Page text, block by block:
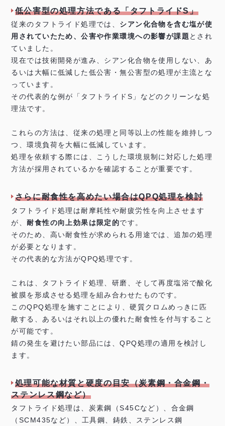
低公害型の処理方法である「タフトライドS」
従来のタフトライド処理では、 シアン化合物を含む塩が使
用されていたため、公害や作業環境への影響が課題 とされ
ていました。
現在では技術開発が進み、シアン化合物を使用しない、あ
るいは大幅に低減した低公害・無公害型の処理が主流とな
っています。
その代表的な例が「タフトライドS」などのクリーンな処
理法です。
これらの方法は、従来の処理と同等以上の性能を維持しつ
つ、環境負荷を大幅に低減しています。
処理を依頼する際には、こうした環境規制に対応した処理
方法が採用されているかを確認することが重要です。
さらに耐食性を高めたい場合はQPQ処理を検討
タフトライド処理は耐摩耗性や耐疲労性を向上させます
が、耐食性の向上効果は限定的です。
そのため、高い耐食性が求められる用途では、追加の処理
が必要となります。
その代表的な方法がQPQ処理です。
これは、タフトライド処理、研磨、そして再度塩浴で酸化
被膜を形成させる処理を組み合わせたものです。
このQPQ処理を施すことにより、硬質クロムめっきに匹
敵する、あるいはそれ以上の優れた耐食性を付与すること
が可能です。
錆の発生を避けたい部品には、QPQ処理の適用を検討し
ます。
処理可能な材質と硬度の目安（炭素鋼・合金鋼・
ステンレス鋼など）
タフトライド処理は、炭素鋼（S45Cなど）、合金鋼
（SCM435など）、工具鋼、鋳鉄、ステンレス鋼